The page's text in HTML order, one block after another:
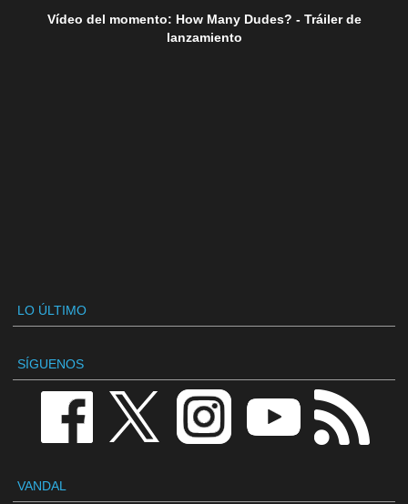
Vídeo del momento: How Many Dudes? - Tráiler de
lanzamiento
LO ÚLTIMO
SÍGUENOS
VANDAL